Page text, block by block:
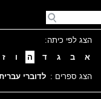
הצג לפי כיתה:
א
ב ג ד ה ו ז
הצג ספרים : לדוברי